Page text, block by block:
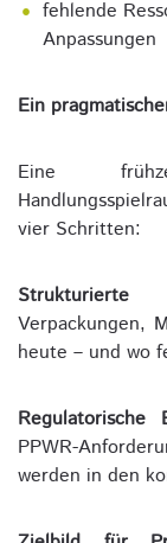
fehlende
Anpassungen
Ein
Eine
vier Schritten:
Verpackungen,
heute – und wo
Regulatorische
PPWR-
werden in den